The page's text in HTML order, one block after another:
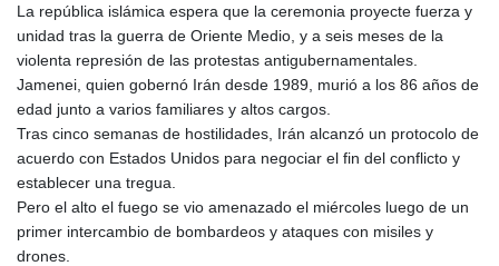
NGN 1573.640789
NIO 42.405066
NOK 10.986386
NPR 175.441455
NZD 1.961282
OMR 0.444252
PAB 1.152294
PGK 5.092273
PHP 70.184643
La república islámica espera que la ceremonia proyecte fuerza y
unidad tras la guerra de Oriente Medio, y a seis meses de la
violenta represión de las protestas antigubernamentales.
Jamenei, quien gobernó Irán desde 1989, murió a los 86 años de
edad junto a varios familiares y altos cargos.
Tras cinco semanas de hostilidades, Irán alcanzó un protocolo de
acuerdo con Estados Unidos para negociar el fin del conflicto y
establecer una tregua.
Pero el alto el fuego se vio amenazado el miércoles luego de un
primer intercambio de bombardeos y ataques con misiles y
drones.